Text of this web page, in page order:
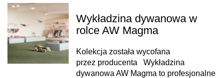
Wykładzina dywanowa w
rolce AW Magma
Kolekcja została wycofana
przez producenta Wykładzina
dywanowa AW Magma to profesjonalne